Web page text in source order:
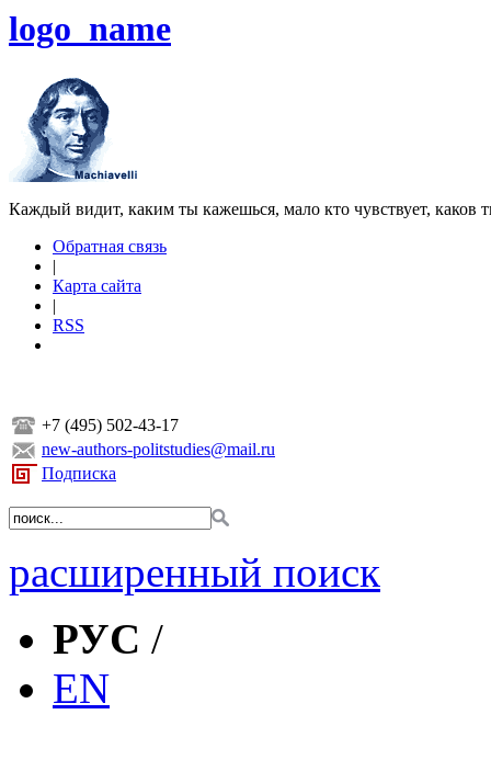
logo_name
Каждый видит, каким ты кажешься, мало кто чувствует, каков
Обратная связь
|
Карта сайта
|
RSS
+7 (495) 502-43-17
new-authors-politstudies@mail.ru
Подписка
расширенный поиск
РУС /
EN